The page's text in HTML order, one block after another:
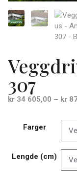
307
kr 34 605,00 – kr
Farger
Lengde (cm)